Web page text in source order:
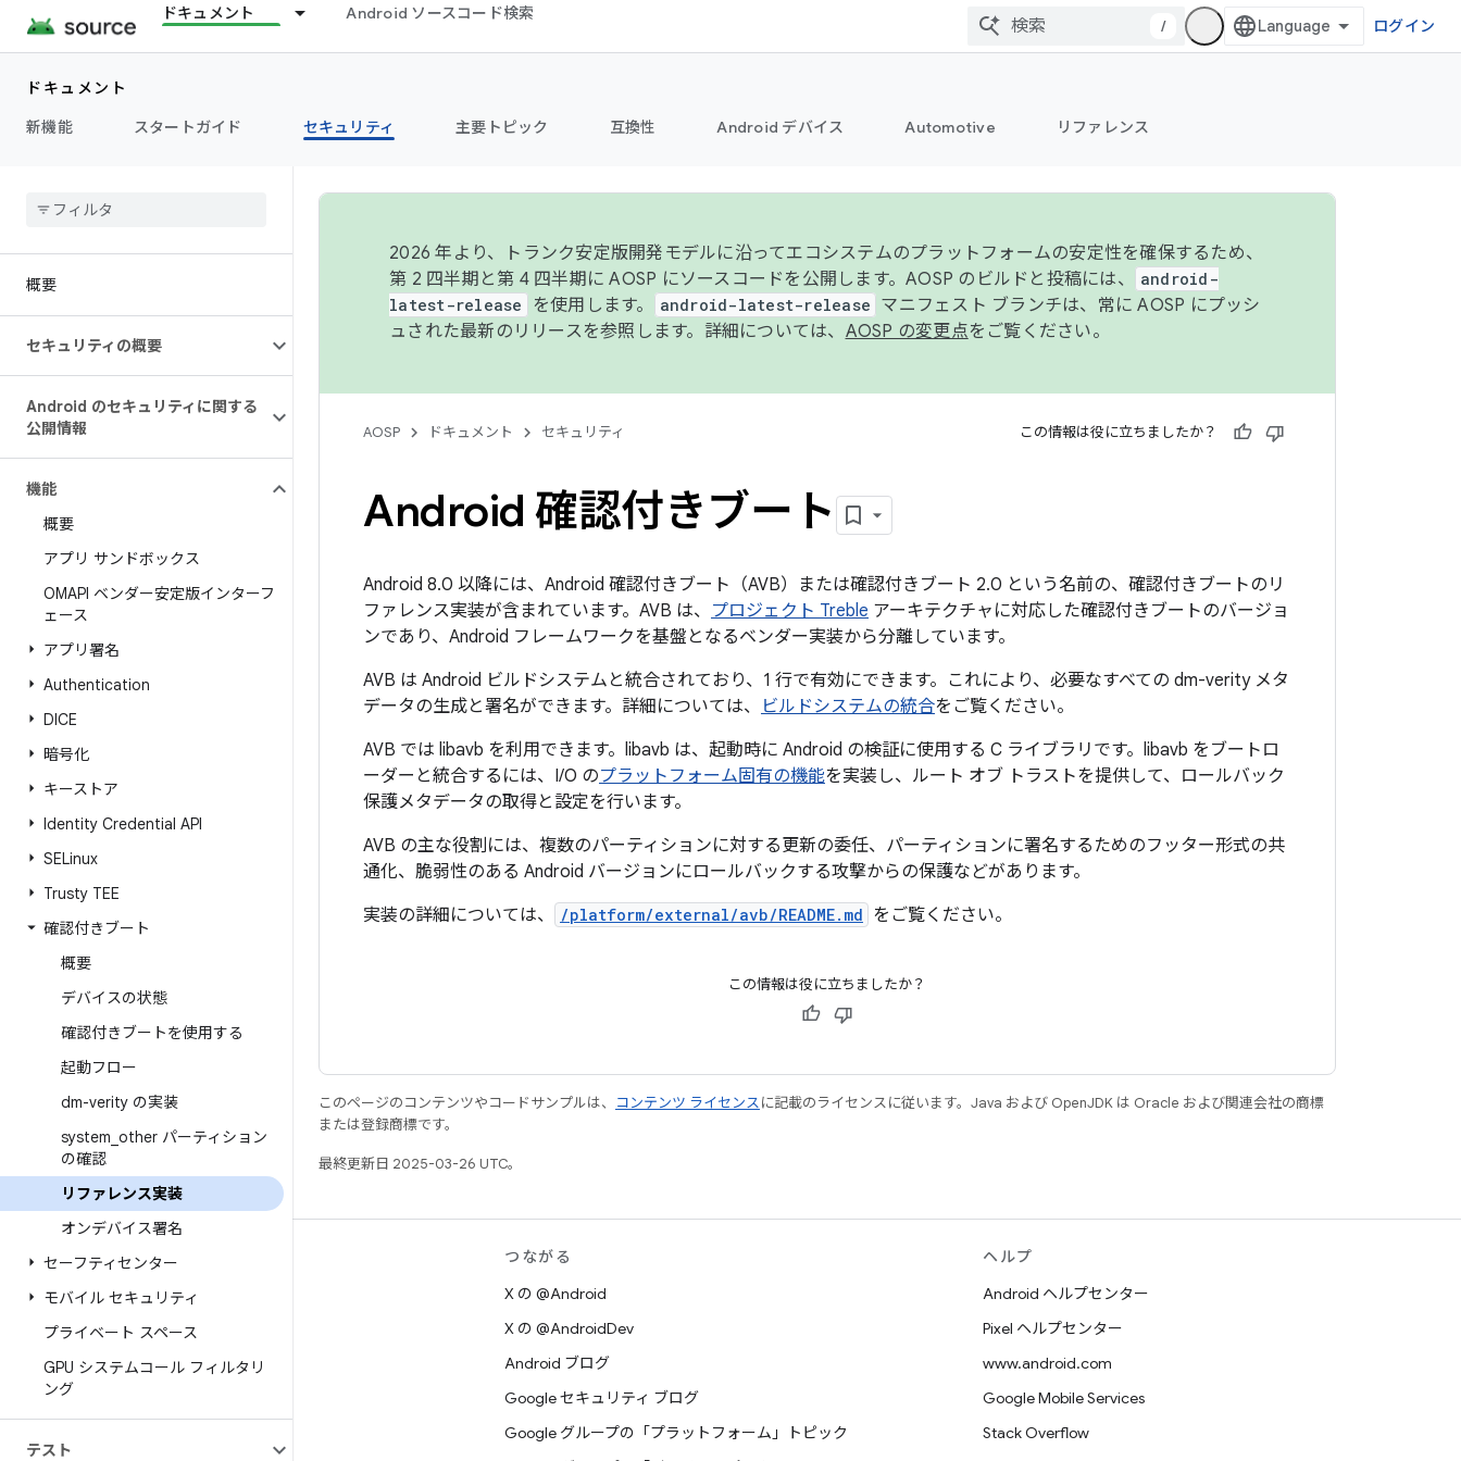
ドキュメント Android ソースコード検索
/ ログイン
ドキュメント
新機能
スタートガイド セキュリティ 主要トピック 互換性 Android デバイス Automotive リファレンス
概要
セキュリティの概要
Android のセキュリティに関する
公開情報
機能
概要
アプリ サンドボックス
OMAPI ベンダー安定版インターフ
ェース
アプリ署名
Authentication
DICE
暗号化
キーストア
Identity Credential API
SELinux
Trusty TEE
確認付きブート
概要
デバイスの状態
確認付きブートを使用する
起動フロー
dm-verity の実装
system other パーティション
の確認
リファレンス実装
オンデバイス署名
セーフティセンター
モバイル セキュリティ
プライベート スペース
GPU システムコール フィルタリ
ング
テスト
2026 年より、トランク安定版開発モデルに沿ってエコシステムのプラットフォームの安定性を確保するため、
第 2 四半期と第 4 四半期に AOSP にソースコードを公開します。AOSP のビルドと投稿には、
android-
latest-release
を使用します。 android-latest-release マニフェスト ブランチは、常に AOSP にプッシ
ュされた最新のリリースを参照します。詳細については、 AOSP の変更点をご覧ください。
AOSP ドキュメント セキュリティ この情報は役に立ちましたか？
Android 確認付きブート
Android 8.0 以降には、Android 確認付きブート（AVB）または確認付きブート 2.0 という名前の、確認付きブートのリ
ファレンス実装が含まれています。AVB は、 プロジェクト Treble アーキテクチャに対応した確認付きブートのバージョ
ンであり、Android フレームワークを基盤となるベンダー実装から分離しています。
AVB は Android ビルドシステムと統合されており、1 行で有効にできます。これにより、必要なすべての dm-verity メタ
データの生成と署名ができます。詳細については、
ビルドシステムの統合をご覧ください。
AVB では libavb を利用できます。libavb は、起動時に Android の検証に使用する C ライブラリです。libavb をブートロ
ーダーと統合するには、I/O のプラットフォーム固有の機能を実装し、ルート オブ トラストを提供して、ロールバック
保護メタデータの取得と設定を行います。
AVB の主な役割には、複数のパーティションに対する更新の委任、パーティションに署名するためのフッター形式の共
通化、脆弱性のある Android バージョンにロールバックする攻撃からの保護などがあります。
実装の詳細については、
/platform/external/avb/README.md をご覧ください。
この情報は役に立ちましたか？
このページのコンテンツやコードサンプルは、 コンテンツ ライセンスに記載のライセンスに従います。Java および OpenJDK は Oracle および関連会社の商標
または登録商標です。
最終更新日 2025-03-26 UTC。
リソース
Android リポジトリ
要件
ダウンロード
バイナリのプレビュー
つながる
X の @Android
X の @AndroidDev
Android ブログ
Google セキュリティ ブログ
Google グループの「プラットフォーム」トピック
ヘルプ
Android ヘルプセンター
Pixel ヘルプセンター
www.android.com
Google Mobile Services
Stack Overflow